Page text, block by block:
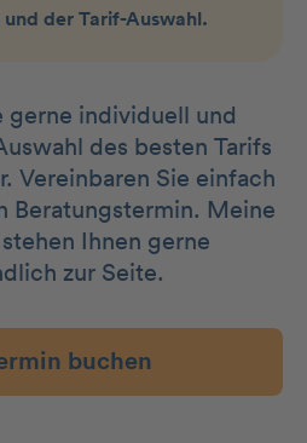
der Tarif-Auswahl.
gerne individuell und
des besten Tarifs
Vereinbaren Sie einfach
Beratungstermin. Meine
Ihnen gerne
zur Seite.
buchen